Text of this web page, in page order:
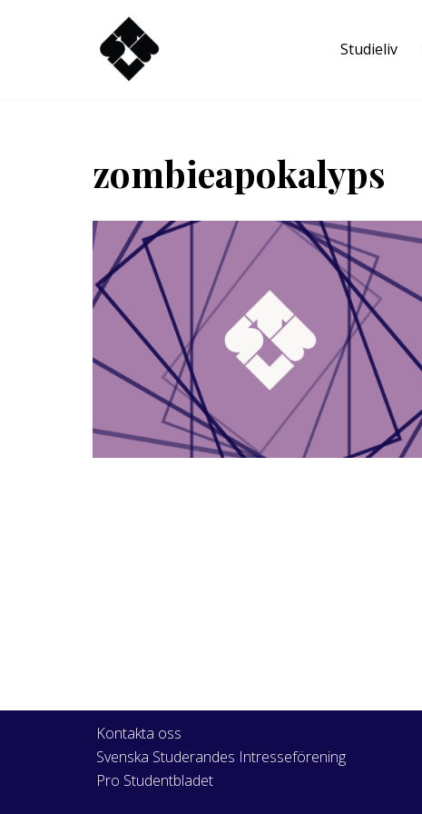
Studieliv
zombieapokalyps
Kontakta oss
Svenska Studerandes Intresseförening
Pro Studentbladet